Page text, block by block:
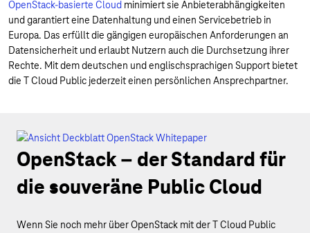
OpenStack-basierte Cloud minimiert sie Anbieterabhängigkeiten
und garantiert eine Datenhaltung und einen Servicebetrieb in
Europa. Das erfüllt die gängigen europäischen Anforderungen an
Datensicherheit und erlaubt Nutzern auch die Durchsetzung ihrer
Rechte. Mit dem deutschen und englischsprachigen Support bietet
die T Cloud Public jederzeit einen persönlichen Ansprechpartner.
OpenStack – der Standard für
die souveräne Public Cloud
Wenn Sie noch mehr über OpenStack mit der T Cloud Public